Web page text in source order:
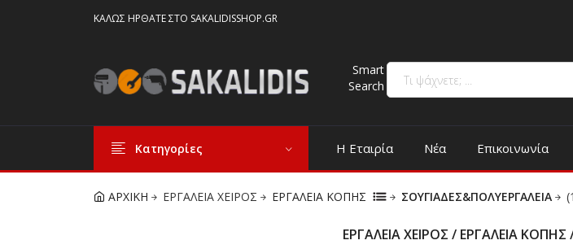
ΚΑΛΏΣ ΉΡΘΑΤΕ ΣΤΟ SAKALIDISSHOP.GR
Smart
Search
Κατηγορίες Η Εταιρία Νέα Επικοινωνία
ΑΡΧΙΚΗ ΕΡΓΑΛΕΙΑ ΧΕΙΡΟΣ ΕΡΓΑΛΕΙΑ ΚΟΠΗΣ ΣΟΥΓΙΑΔΕΣ&ΠΟΛΥΕΡΓΑΛΕΙΑ
ΕΡΓΑΛΕΙΑ ΧΕΙΡΟΣ / ΕΡΓΑΛΕΙΑ